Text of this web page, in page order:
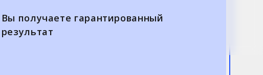
Вы получаете гарантированный
результат